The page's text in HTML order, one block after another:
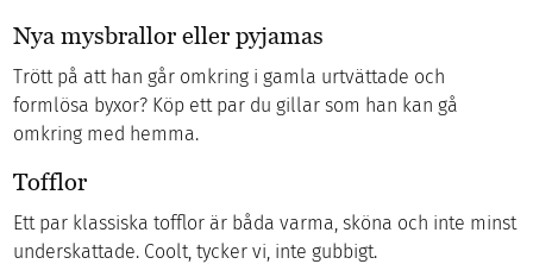
Nya mysbrallor eller pyjamas
Trött på att han går omkring i gamla urtvättade och
formlösa byxor? Köp ett par du gillar som han kan gå
omkring med hemma.
Tofflor
Ett par klassiska tofflor är båda varma, sköna och inte minst
underskattade. Coolt, tycker vi, inte gubbigt.